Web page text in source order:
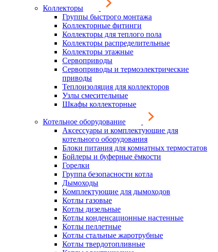
Коллекторы
Группы быстрого монтажа
Коллекторные фитинги
Коллекторы для теплого пола
Коллекторы распределительные
Коллекторы этажные
Сервоприводы
Сервоприводы и термоэлектрические
приводы
Теплоизоляция для коллекторов
Узлы смесительные
Шкафы коллекторные
Котельное оборудование
Аксессуары и комплектующие для
котельного оборудования
Блоки питания для комнатных термостатов
Бойлеры и буферные ёмкости
Горелки
Группа безопасности котла
Дымоходы
Комплектующие для дымоходов
Котлы газовые
Котлы дизельные
Котлы конденсационные настенные
Котлы пеллетные
Котлы стальные жаротрубные
Котлы твердотопливные